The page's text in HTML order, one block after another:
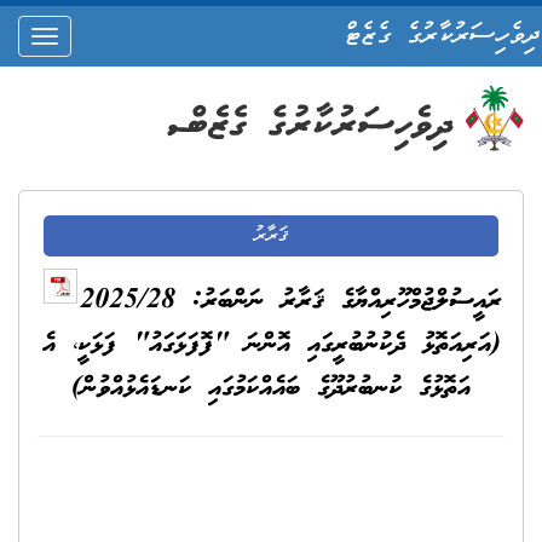
ދިވެހިސަރުކާރުގެ ގެޒެޓް
ޤަރާރު
ރައީސުލްޖުމްހޫރިއްޔާގެ ޤަރާރު ނަންބަރު: 2025/28
(އަރިއަތޮޅު ދެކުނުބުރީގައި އޮންނަ "ފޮފަޅަގައު" ފަޅަކީ، އެ
އަތޮޅުގެ ކުނބުރުދޫގެ ބައެއްކަމުގައި ކަނޑައެޅުއްވުން)